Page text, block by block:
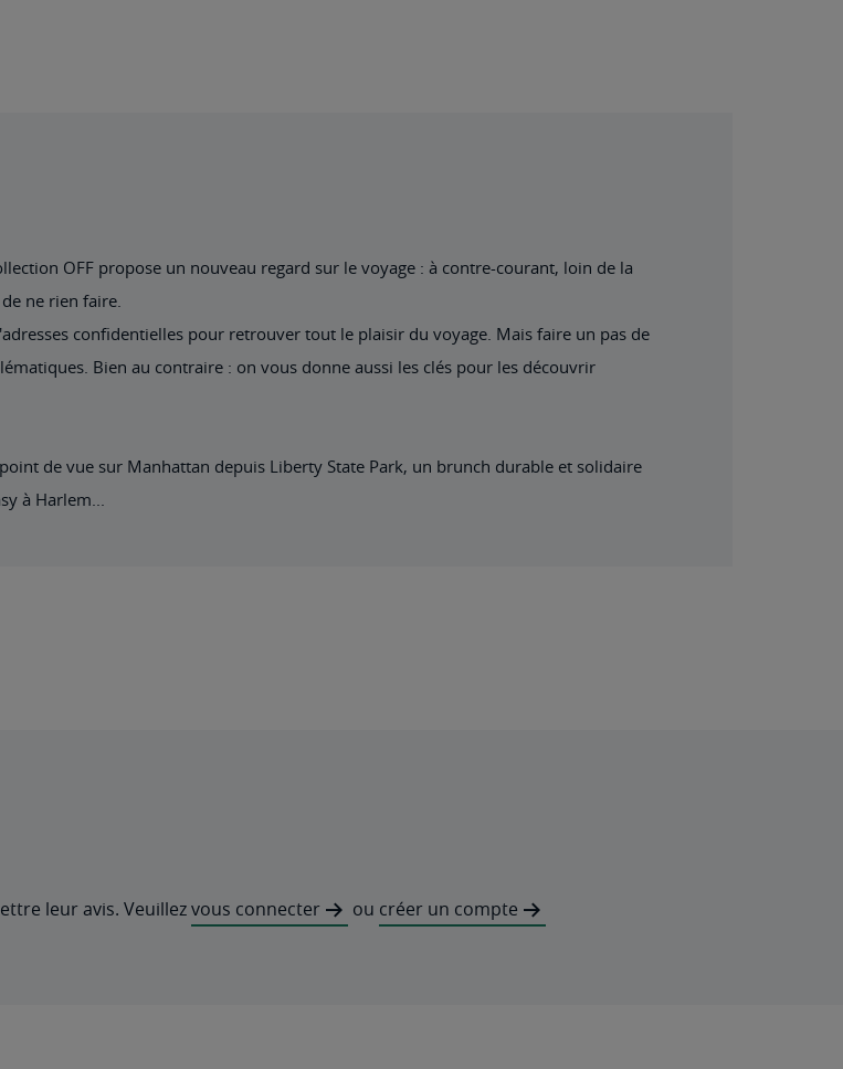
OFF propose un nouveau regard sur le voyage : à contre-courant, loin de la
ne rien faire.
confidentielles pour retrouver tout le plaisir du voyage. Mais faire un pas de
Bien au contraire : on vous donne aussi les clés pour les découvrir
de vue sur Manhattan depuis Liberty State Park, un brunch durable et solidaire
à Harlem...
leur avis. Veuillezvous connecter ou créer un compte